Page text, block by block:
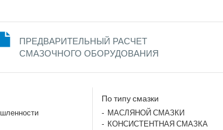
ПРЕДВАРИТЕЛЬНЫЙ РАСЧЕТ
СМАЗОЧНОГО ОБОРУДОВАНИЯ
По типу смазки
МАСЛЯНОЙ СМАЗКИ
КОНСИСТЕНТНАЯ СМАЗКА